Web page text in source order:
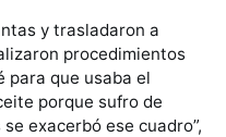
y trasladaron a
procedimientos
para que usaba el
porque sufro de
exacerbó ese cuadro”,